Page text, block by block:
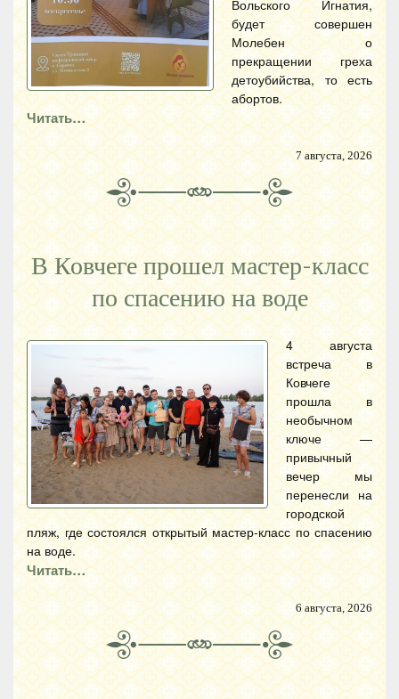
Вольского Игнатия,
будет совершен
Молебен о
прекращении греха
детоубийства, то есть
абортов.
Читать…
7 августа, 2026
В Ковчеге прошел мастер-класс
по спасению на воде
4 августа
встреча в
Ковчеге
прошла в
необычном
ключе —
привычный
вечер мы
перенесли на
городской
пляж, где состоялся открытый мастер-класс по спасению
на воде.
Читать…
6 августа, 2026